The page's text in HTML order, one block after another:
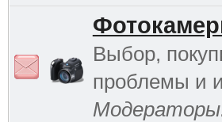
Выбор,
проблемы и